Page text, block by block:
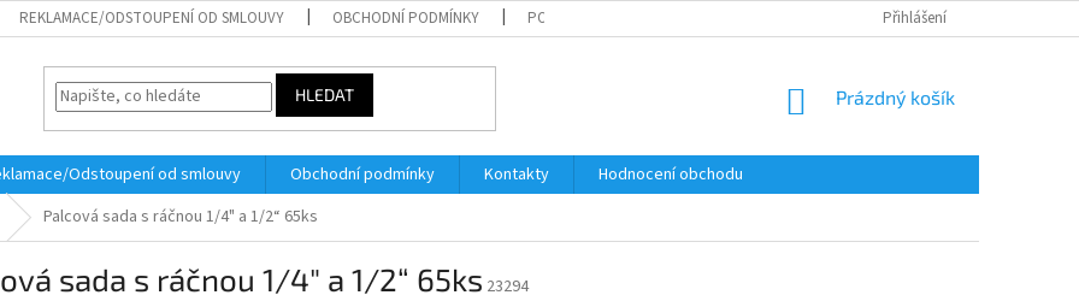
REKLAMACE/ODSTOUPENÍ OD SMLOUVY OBCHODNÍ PODMÍNKY PODMÍNKY OCHRANY OSOBNÍCH ÚDAJŮ Přihlášení
HLEDAT
NÁKUPNÍ
Prázdný košík
Odstoupení od smlouvy Obchodní podmínky Kontakty
Hodnocení obchodu
Palcová sada s ráčnou 1/4" a 1/2“ 65ks
sada s ráčnou 1/4" a 1/2“ 65ks 23294